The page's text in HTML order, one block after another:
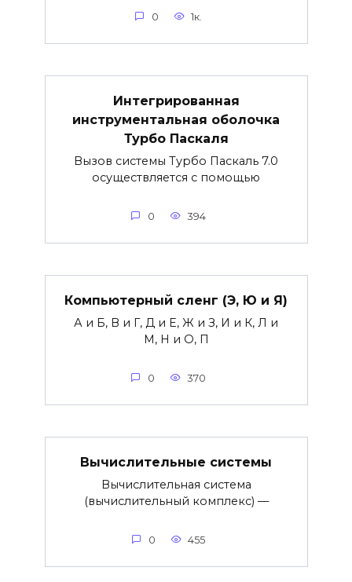
0 1к.
Интегрированная
инструментальная оболочка
Турбо Паскаля
Вызов системы Турбо Паскаль 7.0
осуществляется с помощью
0 394
Компьютерный сленг (Э, Ю и Я)
А и Б, В и Г, Д и Е, Ж и З, И и К, Л и
М, Н и О, П
0 370
Вычислительные системы
Вычислительная система
(вычислительный комплекс) —
0 455